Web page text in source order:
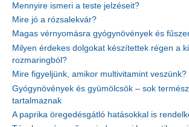
Mennyire ismeri a teste jelzéseit?
Mire jó a rózsalekvár?
Magas vérnyomásra gyógynövények és
Milyen érdekes dolgokat készítettek régen a
rozmaringból?
Mire figyeljünk, amikor multivitamint veszünk?
Gyógynövények és gyümölcsök – sok
tartalmaznak
A paprika öregedésgátló hatásokkal is